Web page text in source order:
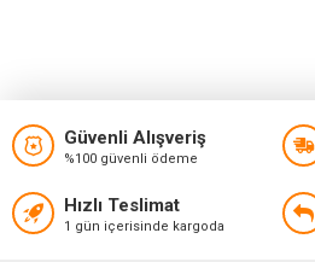
Güvenli Alışveriş
%100 güvenli ödeme
Hızlı Teslimat
1 gün içerisinde kargoda